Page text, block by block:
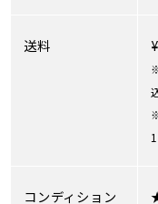
送料
コンディション